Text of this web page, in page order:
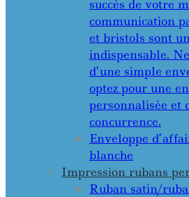
succès de votre
communication
et bristols sont
indispensable.
d’une simple
optez pour une
personnalisée et
concurrence.
Enveloppe
blanche
Impression rubans
Ruban satin/